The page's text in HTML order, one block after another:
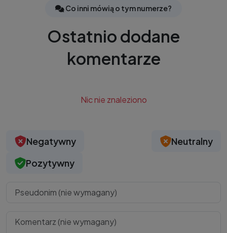
Co inni mówią o tym numerze?
Ostatnio dodane
komentarze
Nic nie znaleziono
Negatywny
Neutralny
Pozytywny